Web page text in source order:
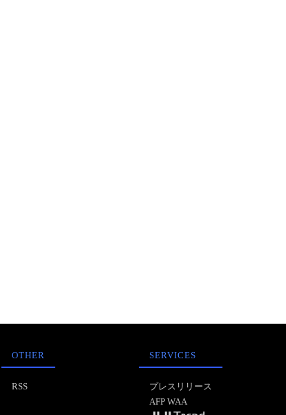
OTHER
RSS
SERVICES
プレスリリース
AFP WAA